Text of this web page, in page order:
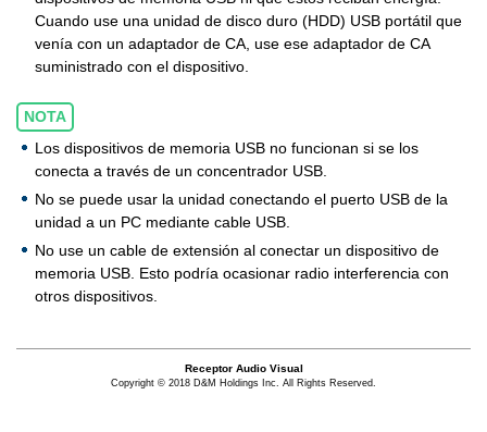
Cuando use una unidad de disco duro (HDD) USB portátil que
venía con un adaptador de CA, use ese adaptador de CA
suministrado con el dispositivo.
NOTA
Los dispositivos de memoria USB no funcionan si se los
conecta a través de un concentrador USB.
No se puede usar la unidad conectando el puerto USB de la
unidad a un PC mediante cable USB.
No use un cable de extensión al conectar un dispositivo de
memoria USB. Esto podría ocasionar radio interferencia con
otros dispositivos.
Receptor Audio Visual
Copyright © 2018 D&M Holdings Inc. All Rights Reserved.